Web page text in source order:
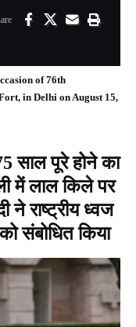
of 76th
in Delhi on August 15,
पूरे होने का
में लाल किले पर
ने राष्ट्रीय ध्वज
संबोधित किया